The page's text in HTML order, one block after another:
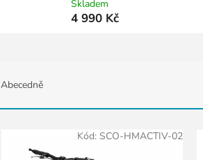
Skladem
4 990 Kč
Abecedně
Kód: SCO-HMACTIV-02